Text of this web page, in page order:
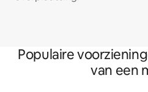
Populaire
van een